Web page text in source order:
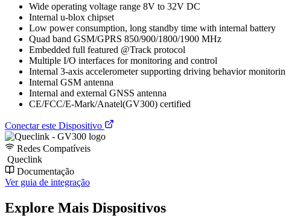
Wide operating voltage range 8V to 32V DC
Internal u-blox chipset
Low power consumption, long standby time with internal battery
Quad band GSM/GPRS 850/900/1800/1900 MHz
Embedded full featured @Track protocol
Multiple I/O interfaces for monitoring and control
Internal 3-axis accelerometer supporting driving behavior
Internal GSM antenna
Internal and external GNSS antenna
CE/FCC/E-Mark/Anatel(GV300) certified
Conectar este Dispositivo
Redes Compatíveis
Queclink
Documentação
Ver guia de integração
Explore Mais Dispositivos